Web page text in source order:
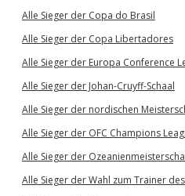
Alle Sieger der Copa do Brasil
Alle Sieger der Copa Libertadores
Alle Sieger der Europa Conference
Alle Sieger der Johan-Cruyff-Schaal
Alle Sieger der nordischen
Alle Sieger der OFC Champions
Alle Sieger der
Alle Sieger der Wahl zum Trainer